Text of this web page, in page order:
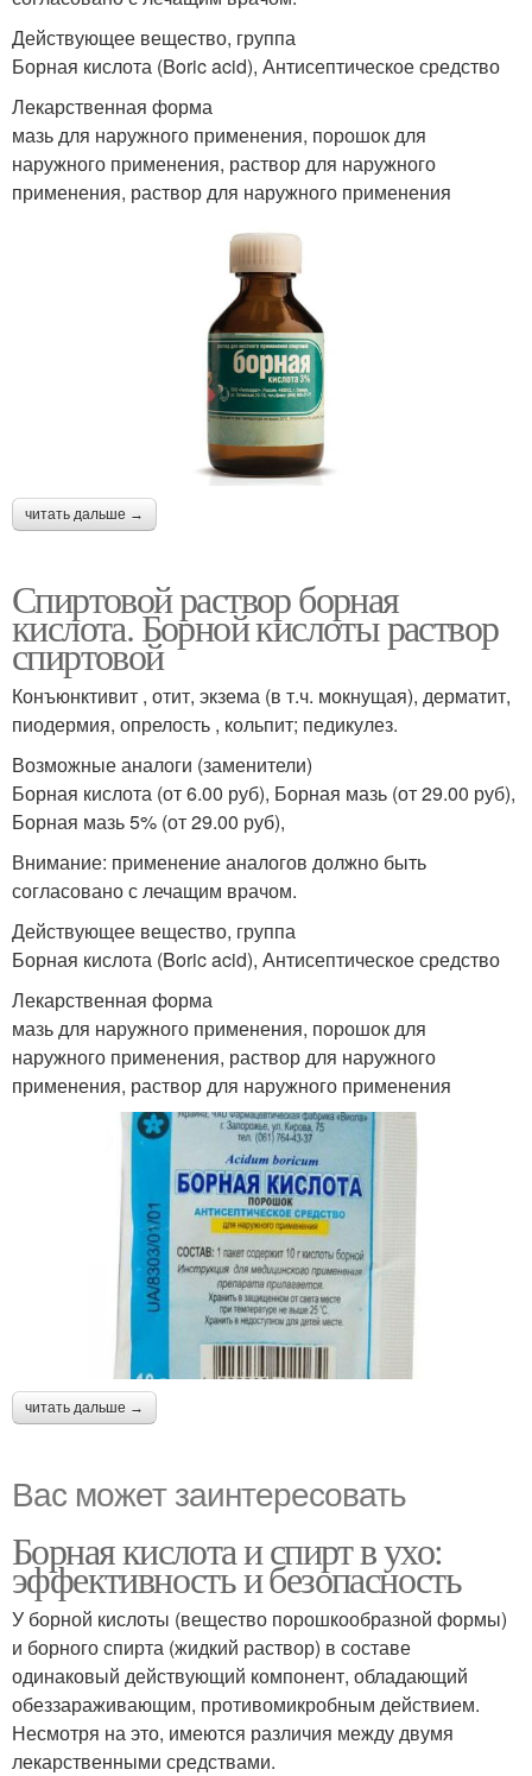
Действующее вещество, группа
Борная кислота (Boric acid), Антисептическое средство
Лекарственная форма
мазь для наружного применения, порошок для
наружного применения, раствор для наружного
применения, раствор для наружного применения
читать дальше →
Спиртовой раствор борная
кислота. Борной кислоты раствор
спиртовой
Конъюнктивит , отит, экзема (в т.ч. мокнущая), дерматит,
пиодермия, опрелость , кольпит; педикулез.
Возможные аналоги (заменители)
Борная кислота (от 6.00 руб), Борная мазь (от 29.00 руб),
Борная мазь 5% (от 29.00 руб),
Внимание: применение аналогов должно быть
согласовано с лечащим врачом.
Действующее вещество, группа
Борная кислота (Boric acid), Антисептическое средство
Лекарственная форма
мазь для наружного применения, порошок для
наружного применения, раствор для наружного
применения, раствор для наружного применения
читать дальше →
Вас может заинтересовать
Борная кислота и спирт в ухо:
эффективность и безопасность
У борной кислоты (вещество порошкообразной формы)
и борного спирта (жидкий раствор) в составе
одинаковый действующий компонент, обладающий
обеззараживающим, противомикробным действием.
Несмотря на это, имеются различия между двумя
лекарственными средствами.